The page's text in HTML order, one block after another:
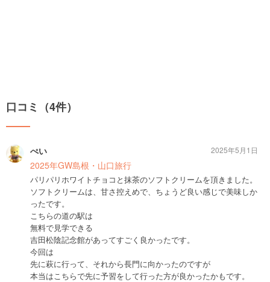
口コミ（4件）
ぺい
2025年GW島根・山口旅行
パリパリホワイトチョコと抹茶のソフトクリームを頂きました。
ソフトクリームは、甘さ控えめで、ちょうど良い感じで美味しか
ったです。
こちらの道の駅は
無料で見学できる
吉田松陰記念館があってすごく良かったです。
今回は
先に萩に行って、それから長門に向かったのですが
本当はこちらで先に予習をして行った方が良かったかもです。
2025年5月1日